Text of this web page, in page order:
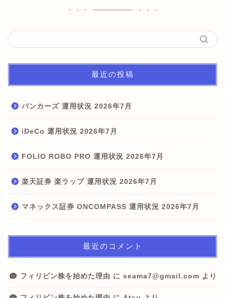
最近の投稿
バンカーズ 運用状況 2026年7月
iDeCo 運用状況 2026年7月
FOLIO ROBO PRO 運用状況 2026年7月
楽天証券 楽ラップ 運用状況 2026年7月
マネックス証券 ONCOMPASS 運用状況 2026年7月
最近のコメント
フィリピン株を始めた理由 に seama7@gmail.com より